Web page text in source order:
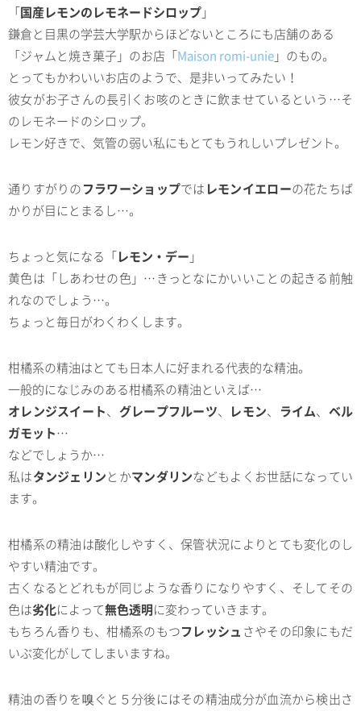
「国産レモンのレモネードシロップ」
鎌倉と目黒の学芸大学駅からほどないところにも店舗のある
「ジャムと焼き菓子」のお店「Maison romi-unie」 のもの。
とってもかわいいお店のようで、是非いってみたい！
彼女がお子さんの長引くお咳のときに飲ませているという…そ
のレモネードのシロップ。
レモン好きで、気管の弱い私にもとてもうれしいプレゼント。
通りすがりのフラワーショップでは レモンイエローの花たちば
かりが目にとまるし…。
ちょっと気になる「レモン・デー 」
黄色は「しあわせの色」…きっとなにかいいことの起きる前触
れなのでしょう…。
ちょっと毎日がわくわくします。
柑橘系の精油はとても日本人に好まれる代表的な精油。
一般的になじみのある柑橘系の精油といえば…
オレンジスイート、 グレープフルーツ、 レモン、 ライム、 ベル
ガモット…
などでしょうか…
私はタンジェリンとかマンダリンなどもよくお世話になってい
ます。
柑橘系の精油は酸化しやすく、保管状況によりとても変化のし
やすい精油です。
古くなるとどれもが同じような香りになりやすく、そしてその
色は劣化によって無色透明に変わっていきます。
もちろん香りも、柑橘系のもつフレッシュ さやその印象にもだ
いぶ変化がしてしまいますね。
精油の香りを嗅ぐと５分後にはその精油成分が血流から検出さ